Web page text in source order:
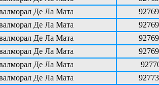
Де Ла Мата
Де Ла Мата
Де Ла Мата
Де Ла Мата
Де Ла Мата
Де Ла Мата